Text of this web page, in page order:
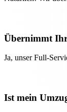
Übernimmt
Ja, unser Full-
Ist mein